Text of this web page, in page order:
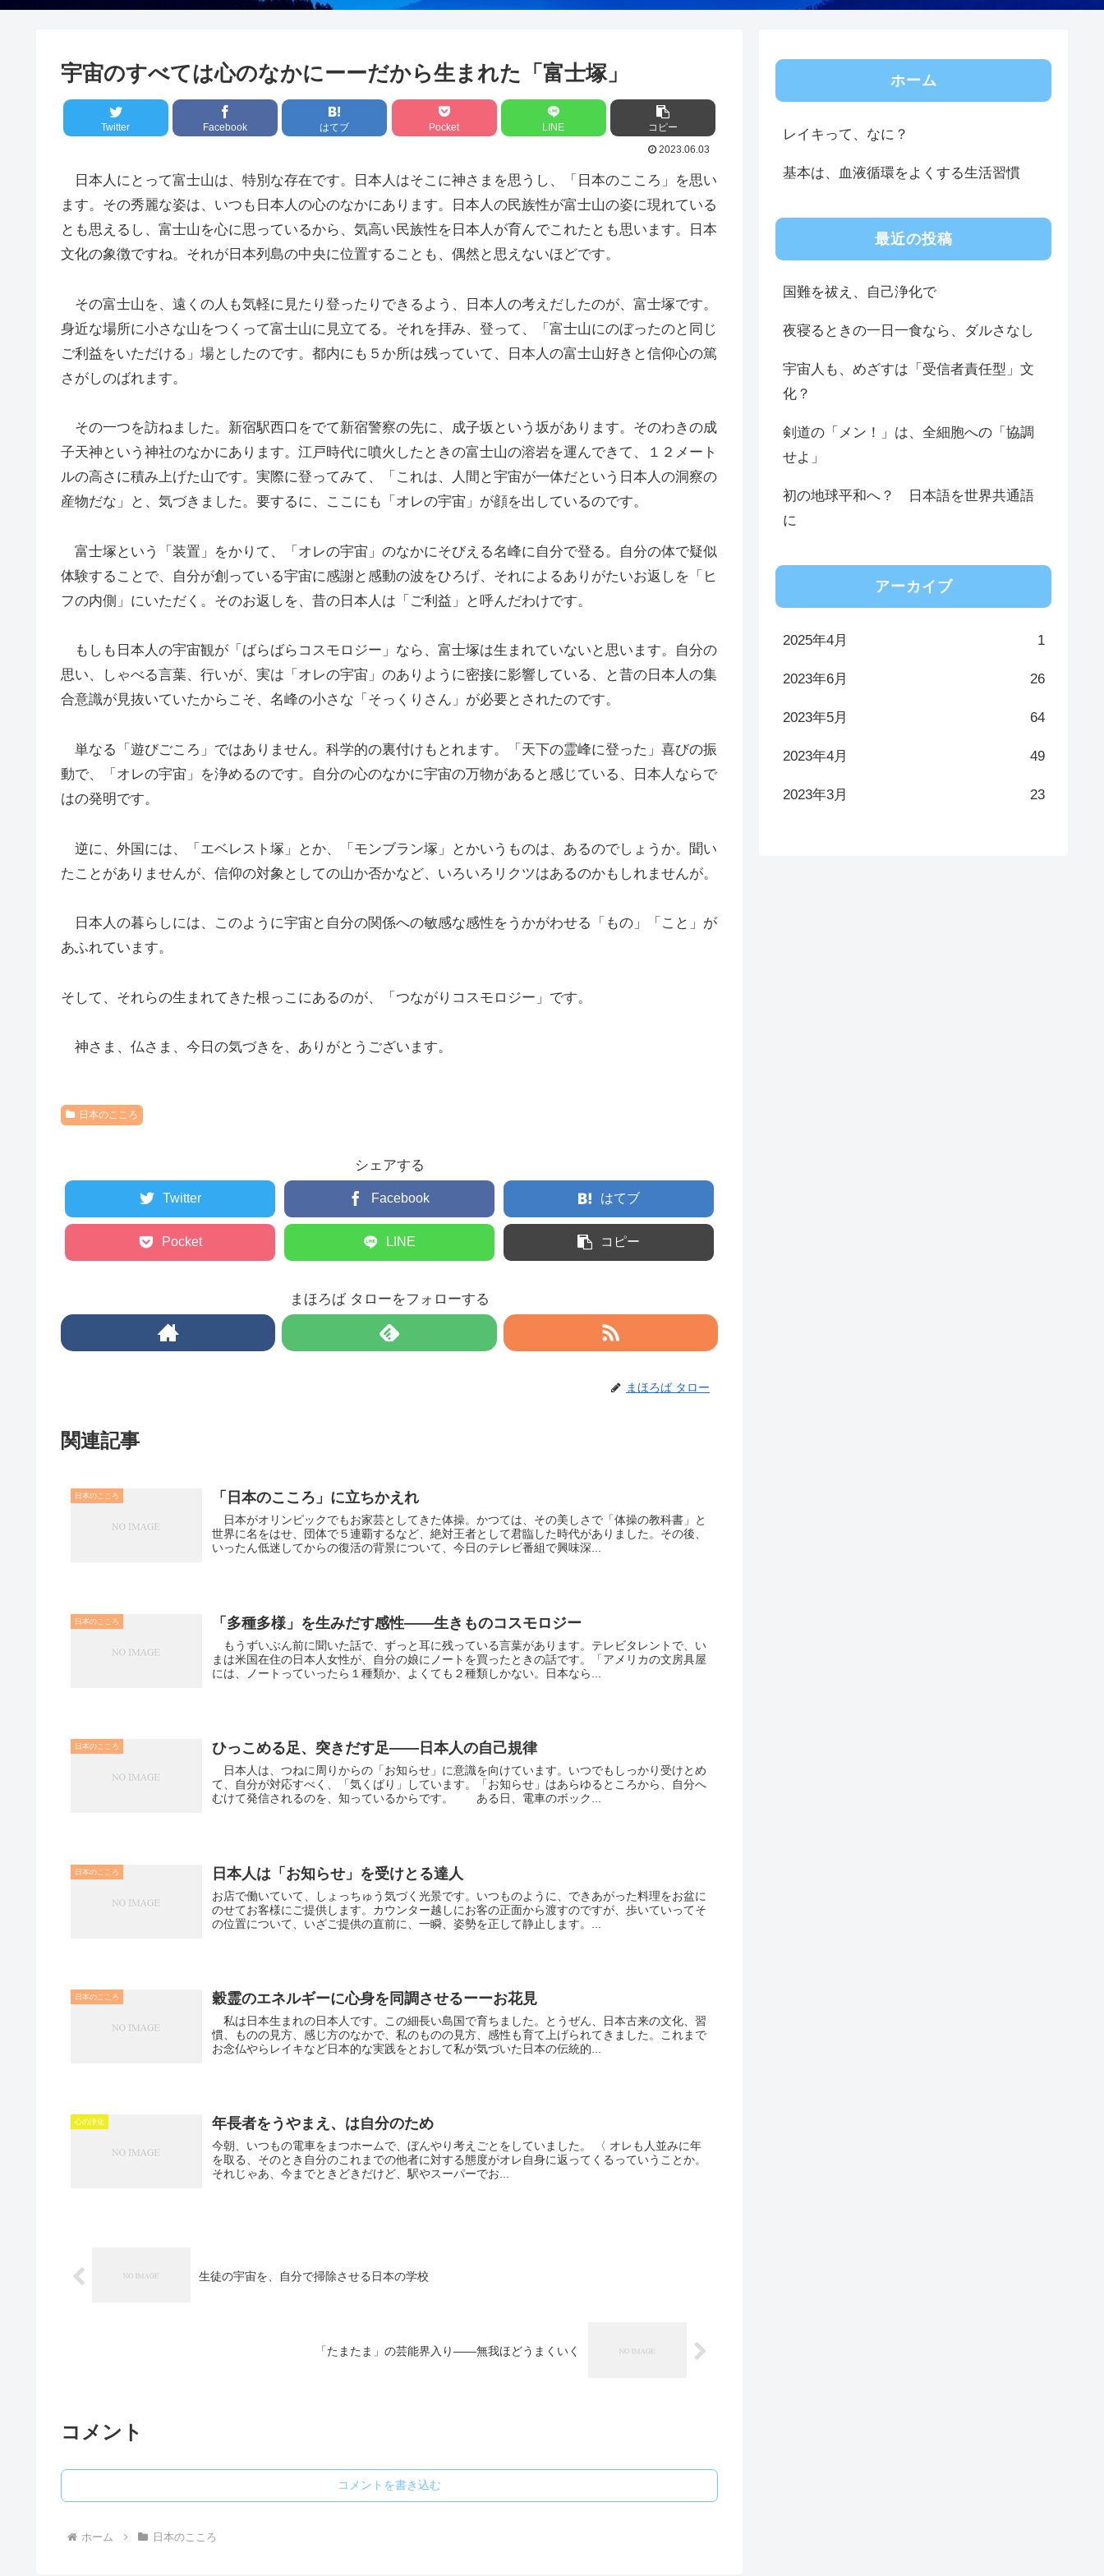
宇宙のすべては心のなかにーーだから生まれた「富士塚」
Twitter Facebook はてブ Pocket LINE
コピー
2023.06.03
日本人にとって富士山は、特別な存在です。日本人はそこに神さまを思うし、「日本のこころ」を思い
ます。その秀麗な姿は、いつも日本人の心のなかにあります。日本人の民族性が富士山の姿に現れている
とも思えるし、富士山を心に思っているから、気高い民族性を日本人が育んでこれたとも思います。日本
文化の象徴ですね。それが日本列島の中央に位置することも、偶然と思えないほどです。
その富士山を、遠くの人も気軽に見たり登ったりできるよう、日本人の考えだしたのが、富士塚です。
身近な場所に小さな山をつくって富士山に見立てる。それを拝み、登って、「富士山にのぼったのと同じ
ご利益をいただける」場としたのです。都内にも５か所は残っていて、日本人の富士山好きと信仰心の篤
さがしのばれます。
その一つを訪ねました。新宿駅西口をでて新宿警察の先に、成子坂という坂があります。そのわきの成
子天神という神社のなかにあります。江戸時代に噴火したときの富士山の溶岩を運んできて、１２メート
ルの高さに積み上げた山です。実際に登ってみて、「これは、人間と宇宙が一体だという日本人の洞察の
産物だな」と、気づきました。要するに、ここにも「オレの宇宙」が顔を出しているのです。
富士塚という「装置」をかりて、「オレの宇宙」のなかにそびえる名峰に自分で登る。自分の体で疑似
体験することで、自分が創っている宇宙に感謝と感動の波をひろげ、それによるありがたいお返しを「ヒ
フの内側」にいただく。そのお返しを、昔の日本人は「ご利益」と呼んだわけです。
もしも日本人の宇宙観が「ばらばらコスモロジー」なら、富士塚は生まれていないと思います。自分の
思い、しゃべる言葉、行いが、実は「オレの宇宙」のありように密接に影響している、と昔の日本人の集
合意識が見抜いていたからこそ、名峰の小さな「そっくりさん」が必要とされたのです。
単なる「遊びごころ」ではありません。科学的の裏付けもとれます。「天下の霊峰に登った」喜びの振
動で、「オレの宇宙」を浄めるのです。自分の心のなかに宇宙の万物があると感じている、日本人ならで
はの発明です。
逆に、外国には、「エベレスト塚」とか、「モンブラン塚」とかいうものは、あるのでしょうか。聞い
たことがありませんが、信仰の対象としての山か否かなど、いろいろリクツはあるのかもしれませんが。
日本人の暮らしには、このように宇宙と自分の関係への敏感な感性をうかがわせる「もの」「こと」が
あふれています。
そして、それらの生まれてきた根っこにあるのが、「つながりコスモロジー」です。
神さま、仏さま、今日の気づきを、ありがとうございます。
日本のこころ
シェアする
Twitter Facebook はてブ
Pocket LINE コピー
まほろば タローをフォローする
まほろば タロー
関連記事
日本のこころ 「日本のこころ」に立ちかえれ
日本がオリンピックでもお家芸としてきた体操。かつては、その美しさで「体操の教科書」と
世界に名をはせ、団体で５連覇するなど、絶対王者として君臨した時代がありました。その後、
いったん低迷してからの復活の背景について、今日のテレビ番組で興味深...
日本のこころ 「多種多様」を生みだす感性――生きものコスモロジー
もうずいぶん前に聞いた話で、ずっと耳に残っている言葉があります。テレビタレントで、い
まは米国在住の日本人女性が、自分の娘にノートを買ったときの話です。「アメリカの文房具屋
には、ノートっていったら１種類か、よくても２種類しかない。日本なら...
日本のこころ ひっこめる足、突きだす足――日本人の自己規律
日本人は、つねに周りからの「お知らせ」に意識を向けています。いつでもしっかり受けとめ
て、自分が対応すべく、「気くばり」しています。「お知らせ」はあらゆるところから、自分へ
むけて発信されるのを、知っているからです。 ある日、電車のボック...
日本のこころ 日本人は「お知らせ」を受けとる達人
お店で働いていて、しょっちゅう気づく光景です。いつものように、できあがった料理をお盆に
のせてお客様にご提供します。カウンター越しにお客の正面から渡すのですが、歩いていってそ
の位置について、いざご提供の直前に、一瞬、姿勢を正して静止します。...
日本のこころ 穀霊のエネルギーに心身を同調させるーーお花見
私は日本生まれの日本人です。この細長い島国で育ちました。とうぜん、日本古来の文化、習
慣、ものの見方、感じ方のなかで、私のものの見方、感性も育て上げられてきました。これまで
お念仏やらレイキなど日本的な実践をとおして私が気づいた日本の伝統的...
心の浄化 年長者をうやまえ、は自分のため
今朝、いつもの電車をまつホームで、ぼんやり考えごとをしていました。 〈 オレも人並みに年
を取る、そのとき自分のこれまでの他者に対する態度がオレ自身に返ってくるっていうことか。
それじゃあ、今までときどきだけど、駅やスーパーでお...
生徒の宇宙を、自分で掃除させる日本の学校
「たまたま」の芸能界入り――無我ほどうまくいく
コメント
コメントを書き込む
ホーム 日本のこころ
ホーム
レイキって、なに？
基本は、血液循環をよくする生活習慣
最近の投稿
国難を祓え、自己浄化で
夜寝るときの一日一食なら、ダルさなし
宇宙人も、めざすは「受信者責任型」文
化？
剣道の「メン！」は、全細胞への「協調
せよ」
初の地球平和へ？ 日本語を世界共通語
に
アーカイブ
2025年4月 1
2023年6月 26
2023年5月 64
2023年4月 49
2023年3月 23